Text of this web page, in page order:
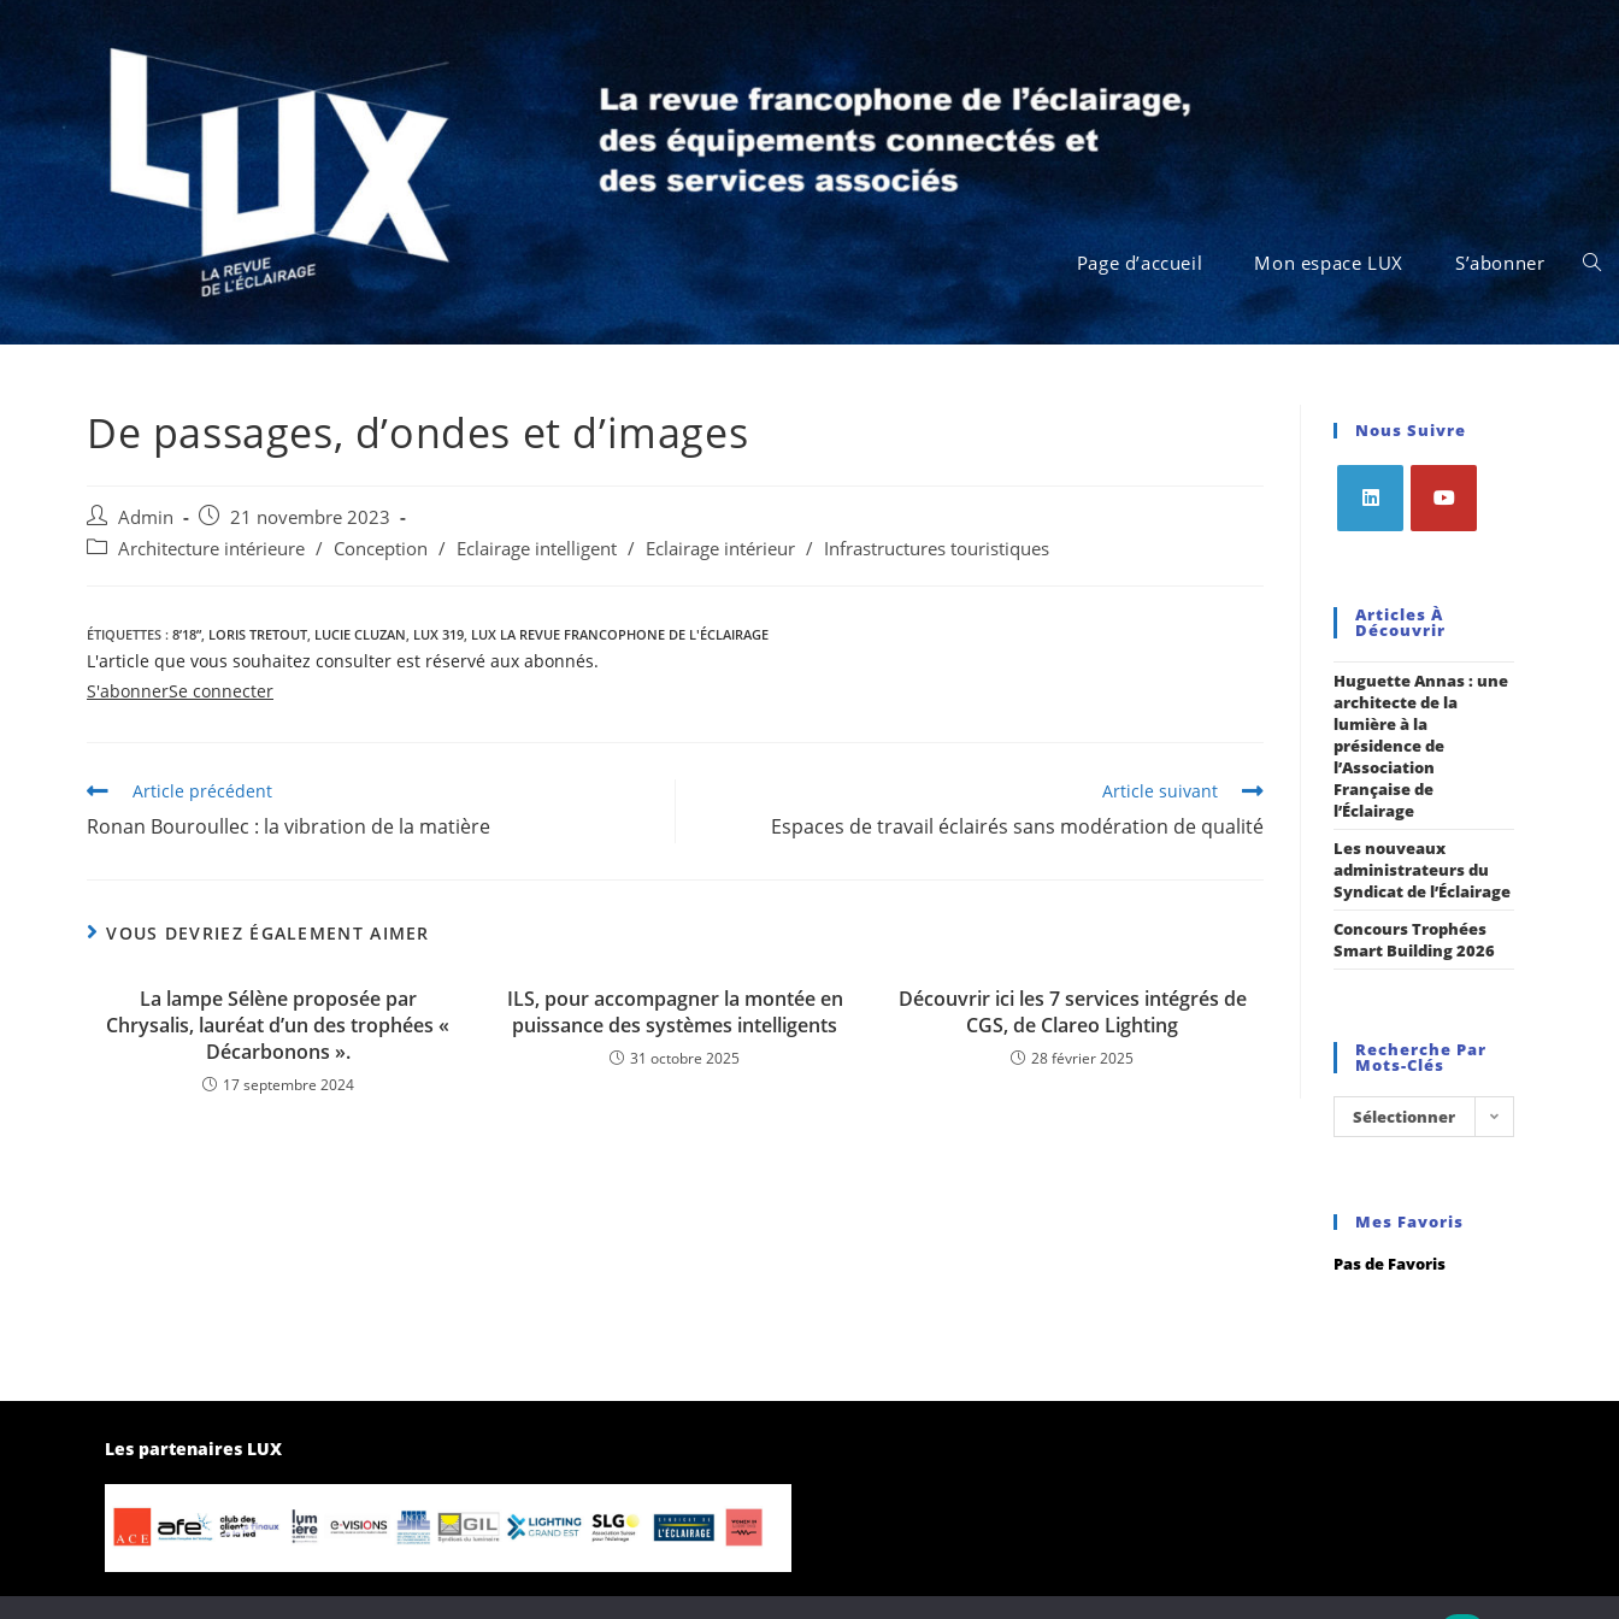
Page d’accueil Mon espace LUX S’abonner
De passages, d’ondes et d’images
Admin
21 novembre 2023
Architecture intérieure / Conception / Eclairage intelligent / Eclairage intérieur / Infrastructures touristiques
ÉTIQUETTES : 8’18”, LORIS TRETOUT, LUCIE CLUZAN, LUX 319, LUX LA REVUE FRANCOPHONE DE L'ÉCLAIRAGE
L'article que vous souhaitez consulter est réservé aux abonnés.
S'abonnerSe connecter
Article précédent
Ronan Bouroullec : la vibration de la matière
Article suivant
Espaces de travail éclairés sans modération de qualité
VOUS DEVRIEZ ÉGALEMENT AIMER
La lampe Sélène proposée par
Chrysalis, lauréat d’un des trophées «
Décarbonons ».
17 septembre 2024
ILS, pour accompagner la montée en
puissance des systèmes intelligents
31 octobre 2025
Découvrir ici les 7 services intégrés de
CGS, de Clareo Lighting
28 février 2025
Nous Suivre
Articles À
Découvrir
Huguette Annas : une
architecte de la
lumière à la
présidence de
l’Association
Française de
l’Éclairage
Les nouveaux
administrateurs du
Syndicat de l’Éclairage
Concours Trophées
Smart Building 2026
Recherche Par
Mots-Clés
Sélectionner
Mes Favoris
Pas de Favoris
Les partenaires LUX